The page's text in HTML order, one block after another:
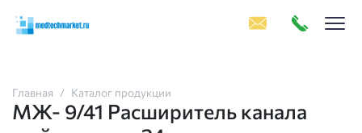
Главная Каталог продукции
МЖ- 9/41 Расширитель канала